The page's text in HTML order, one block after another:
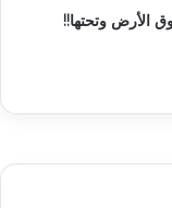
الأرض وتحتها!!